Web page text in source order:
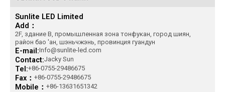
Sunlite LED Limited
Add：
2F, здание B, промышленная зона тонфукан, город шиян,
район бао 'ан, шэньчжэнь, провинция гуандун
E-mail:Info@sunlite-led.com
Contact:Jacky Sun
Tel:+86-0755-29486675
Fax： +86-0755-29486675
Mobile： +86-13631651342